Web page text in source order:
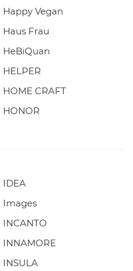
Happy Vegan
Haus Frau
HeBiQuan
HELPER
HOME CRAFT
HONOR
IDEA
Images
INCANTO
INNAMORE
INSULA